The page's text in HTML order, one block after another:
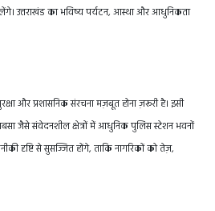
उत्तराखंड का भविष्य पर्यटन, आस्था और आधुनिकता
और प्रशासनिक संरचना मज़बूत होना ज़रूरी है। इसी
जैसे संवेदनशील क्षेत्रों में आधुनिक पुलिस स्टेशन भवनों
दृष्टि से सुसज्जित होंगे, ताकि नागरिकों को तेज़,